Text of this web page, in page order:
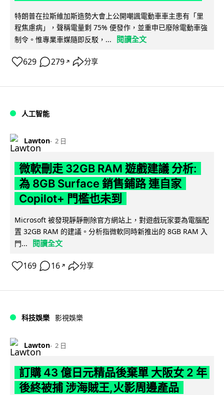
特朗普在拉斯維加斯造勢大會上公開嘲諷電動車車主患有「里
程焦慮病」，聲稱電量剩 75% 便發作，並重申已廢除電動車強
制令。惟專業車媒隨即反駁，...
閱讀全文
629 279 ↗ 分享
人工智能
Lawton 2 日
微軟刪走 32GB RAM 遊戲建議 分析:
為 8GB Surface 銷售鋪路 連自家
Copilot+ 門檻也未到
Microsoft 被發現靜靜刪除官方網站上，對遊戲玩家要為電腦配
置 32GB RAM 的建議。分析指微軟同時新推出的 8GB RAM 入
門...
閱讀全文
169 16 ↗ 分享
科技娛樂 影視娛樂
Lawton 2 日
訂購 43 億日元精品後棄單 大阪女 2 年
後終被捕 涉海賊王,火影周邊產品